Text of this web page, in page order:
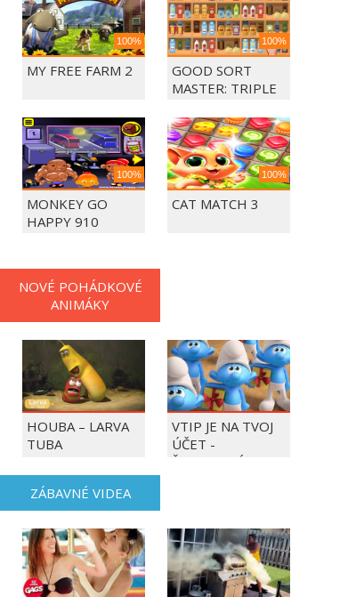
100%
MY FREE FARM 2
100%
GOOD SORT
MASTER: TRIPLE
100%
MONKEY GO
HAPPY 910
100%
CAT MATCH 3
NOVÉ POHÁDKOVÉ
ANIMÁKY
HOUBA – LARVA
TUBA
VTIP JE NA TVOJ
ÚČET -
ŠMOULOVÉ
ZÁBAVNÉ VIDEA